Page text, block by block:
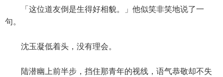
「这位道友倒是生得好相貌。」他似笑非笑地说了一
句。
沈玉凝低着头，没有理会。
陆潜幽上前半步，挡住那青年的视线，语气恭敬却不失